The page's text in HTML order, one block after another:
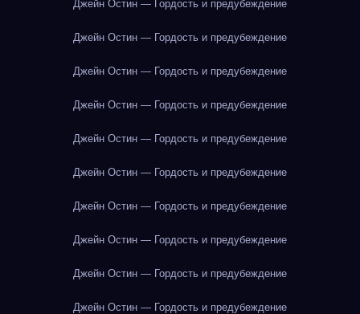
Джейн Остин — Гордость и предубеждение
Джейн Остин — Гордость и предубеждение
Джейн Остин — Гордость и предубеждение
Джейн Остин — Гордость и предубеждение
Джейн Остин — Гордость и предубеждение
Джейн Остин — Гордость и предубеждение
Джейн Остин — Гордость и предубеждение
Джейн Остин — Гордость и предубеждение
Джейн Остин — Гордость и предубеждение
Джейн Остин — Гордость и предубеждение